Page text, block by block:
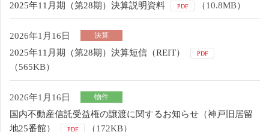
2025年11月期（第28期）決算説明資料 PDF （10.8MB）
2026年1月16日 決算
2025年11月期（第28期）決算短信（REIT） PDF
（565KB）
2026年1月16日 物件
国内不動産信託受益権の譲渡に関するお知らせ（神戸旧居留
地25番館）
PDF （172KB）